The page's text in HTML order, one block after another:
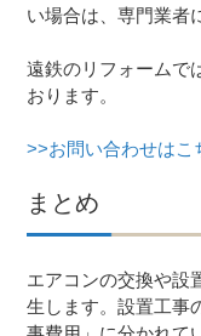
い場合は、専門業者
遠鉄のリフォームで
おります。
>>お問い合わせはこ
まとめ
エアコンの交換や設
生します。設置工事